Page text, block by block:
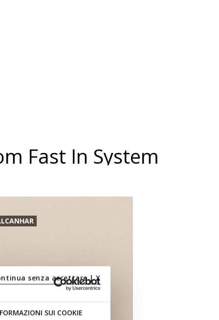
SUI COOKIE
senza accettare | X
Fast In System